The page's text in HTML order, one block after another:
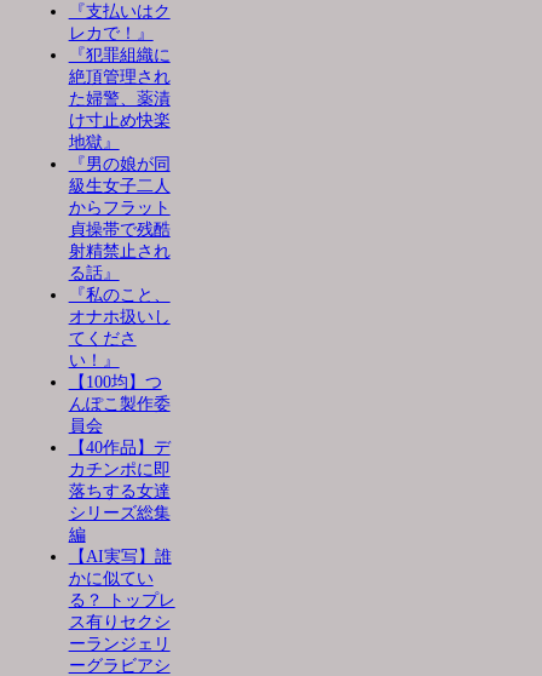
『支払いはク
レカで！』
『犯罪組織に
絶頂管理され
た婦警、薬漬
け寸止め快楽
地獄』
『男の娘が同
級生女子二人
からフラット
貞操帯で残酷
射精禁止され
る話』
『私のこと、
オナホ扱いし
てくださ
い！』
【100均】つ
んぽこ製作委
員会
【40作品】デ
カチンポに即
落ちする女達
シリーズ総集
編
【AI実写】誰
かに似てい
る？ トップレ
ス有りセクシ
ーランジェリ
ーグラビアシ